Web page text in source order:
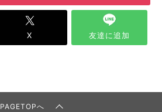
X 友達に追加
PAGETOPへ